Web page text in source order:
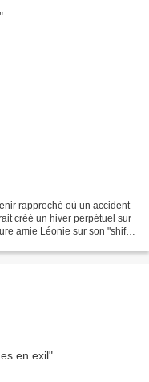
rapproché où un accident
créé un hiver perpétuel sur
amie Léonie sur son "shift"